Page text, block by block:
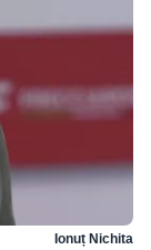
Ionuț Nichita